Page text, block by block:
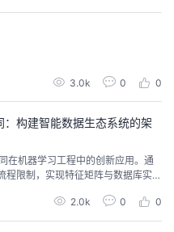
3.0k 0 0
构建智能数据生态系统的架
机器学习工程中的创新应用。通
限制，实现特征矩阵与数据库实时
同时，时空折叠效应、超维稳定性
提供了坚实基座。
2.0k 0 0